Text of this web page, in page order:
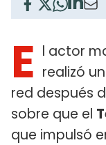
E l actor
realizó
red después
sobre que el
que impulsó